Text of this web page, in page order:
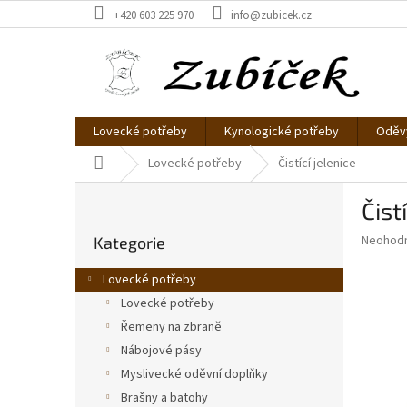
na
+420 603 225 970 info@zubicek.cz
Lovecké potřeby Kynologické potřeby
Domů Lovecké potřeby Čistící jelenice
r
a
kategorie
Kategorie
Lovecké potřeby
Lovecké potřeby
Řemeny na zbraně
Nábojové pásy
Myslivecké oděvní doplňky
Brašny a batohy